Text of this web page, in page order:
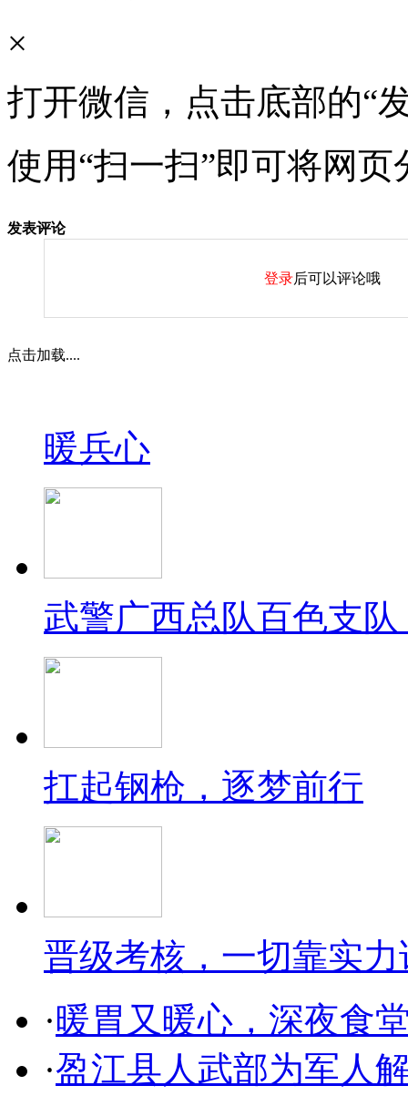
×
打开微信，点击底部的“
使用“扫一扫”即可将网
发表评论
登录后可以评论哦
点击加载....
暖兵心
武警广西总队百色支
扛起钢枪，逐梦前行
晋级考核，一切靠实力
·暖胃又暖心，深夜食
·盈江县人武部为军人